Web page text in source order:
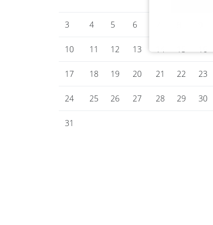
3 4 5 6
10 11 12 13 14 15 16
17 18 19 20 21 22 23
24 25 26 27 28 29 30
31